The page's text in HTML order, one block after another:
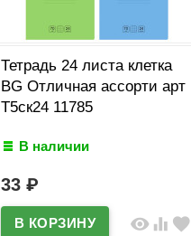
Тетрадь 24 листа клетка
BG Отличная ассорти арт
Т5ск24 11785
В наличии
33 ₽
visibility equalizer favorite